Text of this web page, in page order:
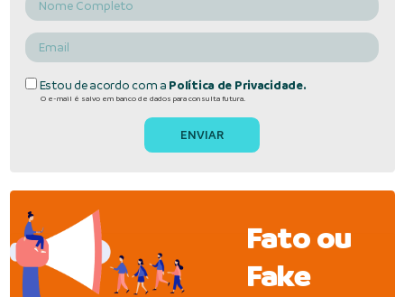
Estou de acordo com a Política de Privacidade.
O e-mail é salvo em banco de dados para consulta futura.
Fato ou
Fake